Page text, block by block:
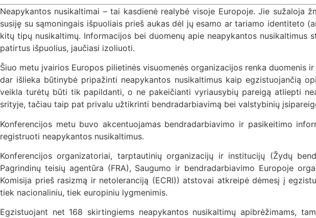
Neapykantos nusikaltimai – tai kasdienė realybė visoje Europoje. Jie sužaloja
susiję su sąmoningais išpuoliais prieš aukas dėl jų esamo ar tariamo identiteto
kitų tipų nusikaltimų. Informacijos bei duomenų apie neapykantos
patirtus išpuolius, jaučiasi izoliuoti.
Šiuo metu įvairios Europos pilietinės visuomenės organizacijos renka duomenis
dar išlieka būtinybė pripažinti neapykantos nusikaltimus kaip egzistuojančią
veikla turėtų būti tik papildanti, o ne pakeičianti vyriausybių pareigą atliepti
srityje, tačiau taip pat privalu užtikrinti bendradarbiavimą bei valstybinių
Konferencijos metu buvo akcentuojamas bendradarbiavimo ir pasikeitimo
registruoti neapykantos nusikaltimus.
Konferencijos organizatoriai, tarptautinių organizacijų ir institucijų (Žydų
Pagrindinų teisių agentūra (FRA), Saugumo ir bendradarbiavimo Europoje
Komisija prieš rasizmą ir netoleranciją (ECRI)) atstovai atkreipė dėmesį į
tiek nacionaliniu, tiek europiniu lygmenimis.
Egzistuojant net 168 skirtingiems neapykantos nusikaltimų apibrėžimams,